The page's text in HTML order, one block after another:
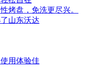
烤盘，免洗更尽兴。
山东沃达